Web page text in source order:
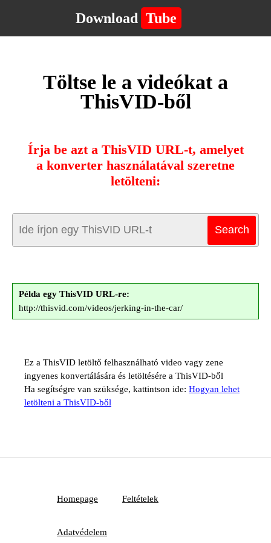
Download Tube
Töltse le a videókat a
ThisVID-ből
Írja be azt a ThisVID URL-t, amelyet
a konverter használatával szeretne
letölteni:
Példa egy ThisVID URL-re:
http://thisvid.com/videos/jerking-in-the-car/
Ez a ThisVID letöltő felhasználható video vagy zene
ingyenes konvertálására és letöltésére a ThisVID-ből
Ha segítségre van szüksége, kattintson ide: Hogyan lehet
letölteni a ThisVID-ből
Homepage Feltételek
Adatvédelem